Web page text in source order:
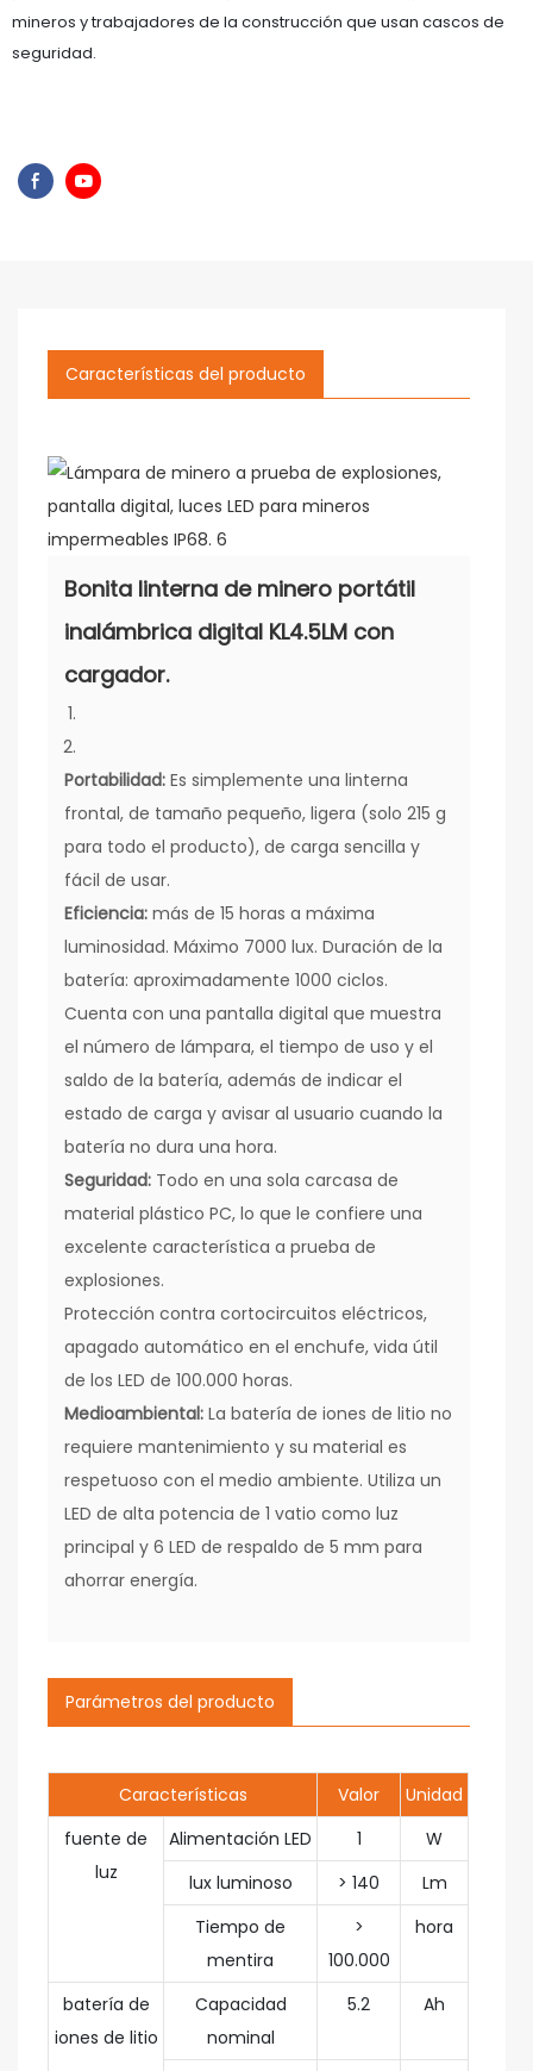
mineros y trabajadores de la construcción que usan cascos de
seguridad.
Características del producto
Bonita linterna de minero portátil
inalámbrica digital KL4.5LM con
cargador.
Portabilidad: Es simplemente una linterna
frontal, de tamaño pequeño, ligera (solo 215 g
para todo el producto), de carga sencilla y
fácil de usar.
Eficiencia: más de 15 horas a máxima
luminosidad. Máximo 7000 lux. Duración de la
batería: aproximadamente 1000 ciclos.
Cuenta con una pantalla digital que muestra
el número de lámpara, el tiempo de uso y el
saldo de la batería, además de indicar el
estado de carga y avisar al usuario cuando la
batería no dura una hora.
Seguridad: Todo en una sola carcasa de
material plástico PC, lo que le confiere una
excelente característica a prueba de
explosiones.
Protección contra cortocircuitos eléctricos,
apagado automático en el enchufe, vida útil
de los LED de 100.000 horas.
Medioambiental: La batería de iones de litio no
requiere mantenimiento y su material es
respetuoso con el medio ambiente. Utiliza un
LED de alta potencia de 1 vatio como luz
principal y 6 LED de respaldo de 5 mm para
ahorrar energía.
Parámetros del producto
Características Valor
Unidad
fuente de
luz
Alimentación LED 1
W
lux luminoso
> 140
Lm
Tiempo de
mentira
>
100.000
hora
batería de
iones de litio
Capacidad
nominal
5.2 Ah